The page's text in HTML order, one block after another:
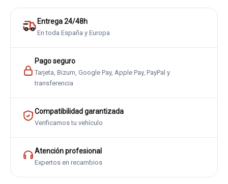
Entrega 24/48h
En toda España y Europa
Pago seguro
Tarjeta, Bizum, Google Pay, Apple Pay, PayPal y
transferencia
Compatibilidad garantizada
Verificamos tu vehículo
Atención profesional
Expertos en recambios